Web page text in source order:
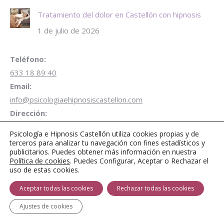
Tratamiento del dolor en Castellón con hipnosis
1 de julio de 2026
Teléfono:
633 18 89 40
Email:
info@psicologiaehipnosiscastellon.com
Dirección:
de la Plana
Aparcamiento gratuito de 1 horaen Parking Plaza
Juez Borrull
Encuéntranos en:
Facebook
page
Twitter
page
Instagram
page
Psicología e Hipnosis Castellón utiliza cookies propias y de
terceros para analizar tu navegación con fines estadísticos y
publicitarios. Puedes obtener más información en nuestra
Política de cookies. Puedes Configurar, Aceptar o Rechazar el
uso de estas cookies.
Aceptar todas las cookies Rechazar todas las cookies
Ajustes de cookies